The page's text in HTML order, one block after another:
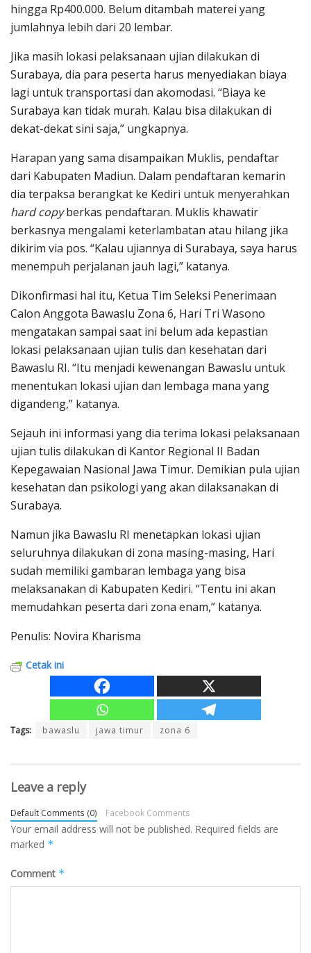
hingga Rp400.000. Belum ditambah materei yang
jumlahnya lebih dari 20 lembar.
Jika masih lokasi pelaksanaan ujian dilakukan di
Surabaya, dia para peserta harus menyediakan biaya
lagi untuk transportasi dan akomodasi. “Biaya ke
Surabaya kan tidak murah. Kalau bisa dilakukan di
dekat-dekat sini saja,” ungkapnya.
Harapan yang sama disampaikan Muklis, pendaftar
dari Kabupaten Madiun. Dalam pendaftaran kemarin
dia terpaksa berangkat ke Kediri untuk menyerahkan
hard copyberkas pendaftaran. Muklis khawatir
berkasnya mengalami keterlambatan atau hilang jika
dikirim via pos. “Kalau ujiannya di Surabaya, saya harus
menempuh perjalanan jauh lagi,” katanya.
Dikonfirmasi hal itu, Ketua Tim Seleksi Penerimaan
Calon Anggota Bawaslu Zona 6, Hari Tri Wasono
mengatakan sampai saat ini belum ada kepastian
lokasi pelaksanaan ujian tulis dan kesehatan dari
Bawaslu RI. “Itu menjadi kewenangan Bawaslu untuk
menentukan lokasi ujian dan lembaga mana yang
digandeng,” katanya.
Sejauh ini informasi yang dia terima lokasi pelaksanaan
ujian tulis dilakukan di Kantor Regional II Badan
Kepegawaian Nasional Jawa Timur. Demikian pula ujian
kesehatan dan psikologi yang akan dilaksanakan di
Surabaya.
Namun jika Bawaslu RI menetapkan lokasi ujian
seluruhnya dilakukan di zona masing-masing, Hari
sudah memiliki gambaran lembaga yang bisa
melaksanakan di Kabupaten Kediri. “Tentu ini akan
memudahkan peserta dari zona enam,” katanya.
Penulis: Novira Kharisma
Cetak ini
Tags: bawaslu jawa timur zona 6
Leave a reply
Default Comments (0) Facebook Comments
Your email address will not be published. Required fields are
marked *
Comment *